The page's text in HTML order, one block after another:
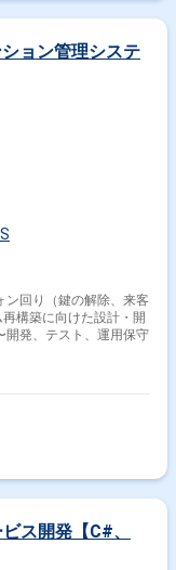
モダンな技術要素にも
ョン対応を行います。
の領域で利用される想
ョン管理システ
ン回り（鍵の解除、来客
構築に向けた設計・開
開発、テスト、運用保守
ス開発【C#、